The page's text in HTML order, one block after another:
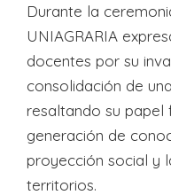
Durante la
UNIAGRARIA
docentes por su
consolidación de
resaltando su papel
generación de
proyección social y
territorios.